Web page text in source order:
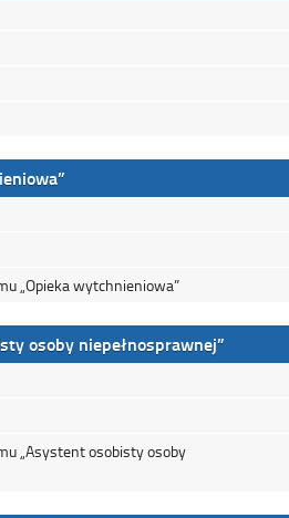
„Opieka wytchnieniowa”
osoby niepełnosprawnej”
„Asystent osobisty osoby